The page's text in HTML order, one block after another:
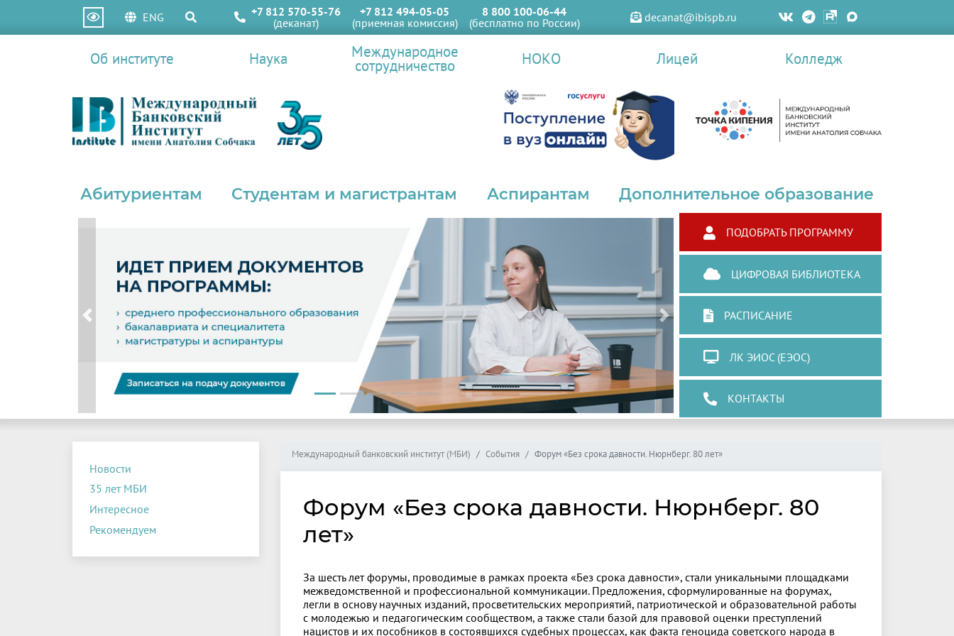
ENG
+7 812 570-55-76
(деканат)
+7 812 494-05-05
(приемная комиссия)
8 800 100-06-44
(бесплатно по России)
decanat@ibispb.ru
Об институте Наука Международное
сотрудничество НОКО Лицей Колледж
Абитуриентам Студентам и магистрантам Аспирантам Дополнительное образование
Previous Next
ПОДОБРАТЬ ПРОГРАММУ
ЦИФРОВАЯ БИБЛИОТЕКА
РАСПИСАНИЕ
ЛК ЭИОС (ЕЭОС)
КОНТАКТЫ
Новости
35 лет МБИ
Интересное
Рекомендуем
Международный банковский институт (МБИ) События Форум «Без срока давности. Нюрнберг. 80 лет»
Форум «Без срока давности. Нюрнберг. 80
лет»
За шесть лет форумы, проводимые в рамках проекта «Без срока давности», стали уникальными площадками
межведомственной и профессиональной коммуникации. Предложения, сформулированные на форумах,
легли в основу научных изданий, просветительских мероприятий, патриотической и образовательной работы
с молодежью и педагогическим сообществом, а также стали базой для правовой оценки преступлений
нацистов и их пособников в состоявшихся судебных процессах, как факта геноцида советского народа в